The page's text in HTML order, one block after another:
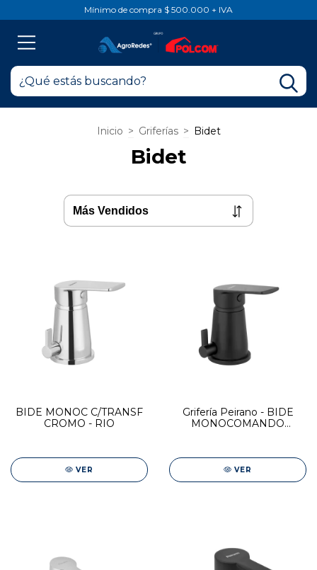
Mínimo de compra $ 500.000 + IVA
Inicio > Griferías > Bidet
Bidet
BIDE MONOC C/TRANSF
CROMO - RIO
VER
Grifería Peirano - BIDE
MONOCOMANDO
VER